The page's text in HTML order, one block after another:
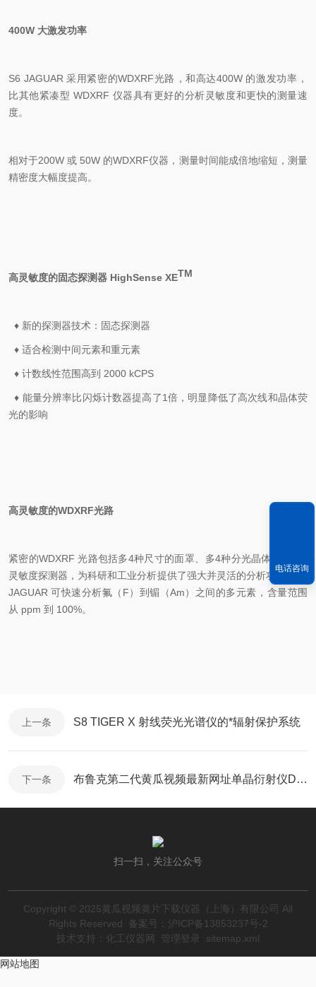
400W 大激发功率
S6 JAGUAR 采用紧密的WDXRF光路，和高达400W 的激发功率，
比其他紧凑型 WDXRF 仪器具有更好的分析灵敏度和更快的测量速
度。
相对于200W 或 50W 的WDXRF仪器，测量时间能成倍地缩短，测量
精密度大幅度提高。
高灵敏度的固态探测器 HighSense XETM
♦ 新的探测器技术：固态探测器
♦ 适合检测中间元素和重元素
♦ 计数线性范围高到 2000 kCPS
♦ 能量分辨率比闪烁计数器提高了1倍，明显降低了高次线和晶体荧
光的影响
高灵敏度的WDXRF光路
紧密的WDXRF 光路包括多4种尺寸的面罩、多4种分光晶体、2个高
灵敏度探测器，为科研和工业分析提供了强大并灵活的分析功能。S6
JAGUAR 可快速分析氟（F）到镅（Am）之间的多元素，含量范围
从 ppm 到 100%。
上一条 S8 TIGER X 射线荧光光谱仪的*辐射保护系统
下一条 布鲁克第二代黄瓜视频最新网址单晶衍射仪D8 VENTURE-IμS Dual
扫一扫，关注公众号
Copyright © 2025黄瓜视频黄片下载仪器（上海）有限公司 All
Rights Reserved
备案号：沪ICP备13853237号-2
技术支持： 化工仪器网 管理登录 sitemap.xml
电话咨询
网站地图